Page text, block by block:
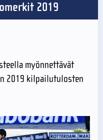
2019
myönnettävät
2019 kilpailutulosten